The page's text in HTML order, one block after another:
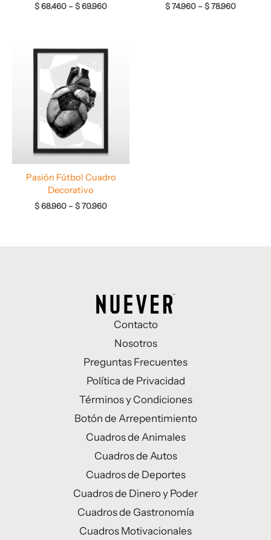
$68.460 –$69.960 $74.960 – $78.960
Pasión Fútbol Cuadro
Decorativo
$68.960 –$70.960
de
Contacto
Nosotros
Preguntas Frecuentes
Política de Privacidad
Términos y Condiciones
Botón de Arrepentimiento
Cuadros de Animales
Cuadros de Autos
Cuadros de Deportes
Cuadros de Dinero y Poder
Cuadros de Gastronomía
Cuadros Motivacionales